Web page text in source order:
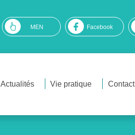
MEN Facebook
Actualités Vie pratique Contact